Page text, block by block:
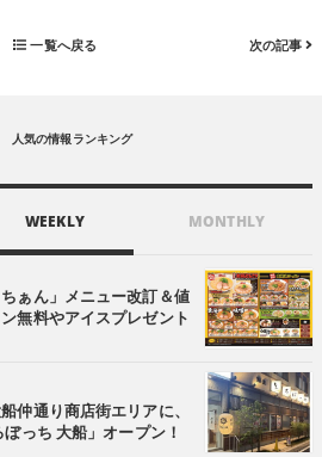
一覧へ戻る 次の記事
人気の情報ランキング
WEEKLY MONTHLY
ちぁん」メニュー改訂＆値
無料やアイスプレゼント
仲通り商店街エリアに、
っち 大船」オープン！